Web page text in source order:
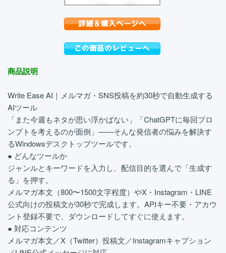
商品説明
Write Ease AI｜メルマガ・SNS投稿を約30秒で自動生成する
AIツール
「また今週もネタが思い浮かばない」「ChatGPTに毎回プロ
ンプトを考えるのが面倒」——そんな発信者の悩みを解決す
るWindowsデスクトップツールです。
● どんなツールか
ジャンルとキーワードを入力し、配信目的を選んで「生成す
る」を押す。
メルマガ本文（800〜1500文字程度）やX・Instagram・LINE
公式向けの投稿文が30秒で完成します。APIキー不要・アカウ
ント登録不要で、ダウンロードしてすぐに使えます。
● 対応コンテンツ
メルマガ本文／X（Twitter）投稿文／Instagramキャプション